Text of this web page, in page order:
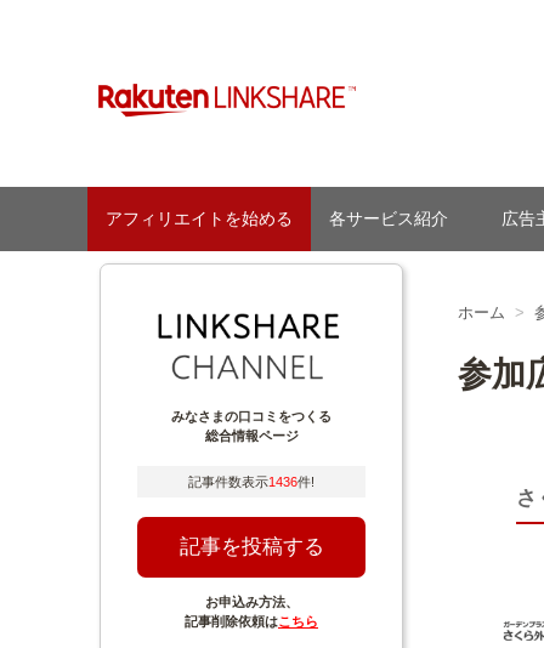
【1円からお支払い可能】アフィリエイトならリンクシェ
アフィリエイトを始める 各サービス紹介 広
ホーム
参加
さ
みなさまの口コミをつくる
総合情報ページ
記事件数表示1436件!
記事を投稿する
お申込み方法、
記事削除依頼はこちら